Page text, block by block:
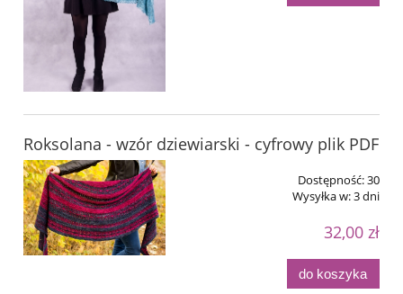
Roksolana - wzór dziewiarski - cyfrowy plik PDF
Dostępność:30
Wysyłka w:3 dni
32,00 zł
do koszyka